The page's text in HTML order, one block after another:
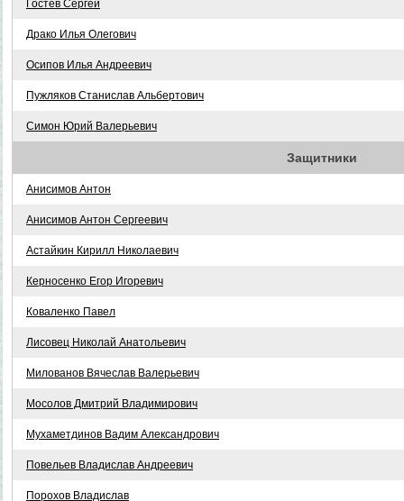
Гостев Сергей
Драко Илья Олегович
Осипов Илья Андреевич
Пужляков Станислав Альбертович
Симон Юрий Валерьевич
Защитники
Анисимов Антон
Анисимов Антон Сергеевич
Астайкин Кирилл Николаевич
Керносенко Егор Игоревич
Коваленко Павел
Лисовец Николай Анатольевич
Милованов Вячеслав Валерьевич
Мосолов Дмитрий Владимирович
Мухаметдинов Вадим Александрович
Повельев Владислав Андреевич
Порохов Владислав